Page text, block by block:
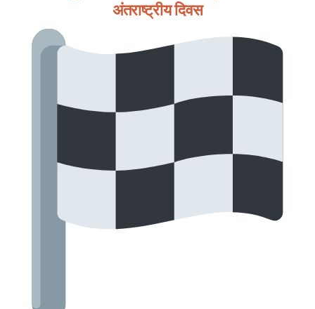
अंतराष्ट्रीय दिवस